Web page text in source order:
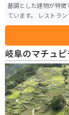
基調とした建物が特
ています。 レストランでは、地元産の食材を使用した料理を楽しむことがで
きます。中でも、大野町
訪れる場合、道の駅
は、揖斐川堤防や徳
ツーリングの拠点としても最適です。 大野
の駅でもたくさんの柿
ャムなども人気です。
岐阜のマチュ